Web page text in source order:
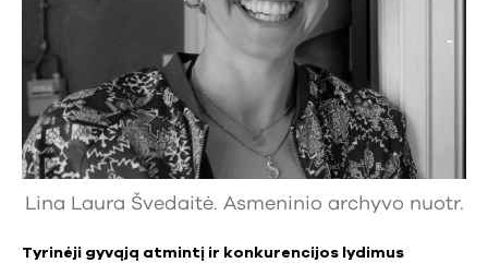
Lina Laura Švedaitė. Asmeninio archyvo nuotr.
Tyrinėji gyvąją atmintį ir konkurencijos lydimus